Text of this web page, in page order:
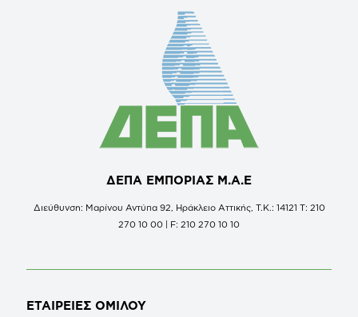
ΔΕΠΑ ΕΜΠΟΡΙΑΣ Μ.Α.Ε
Διεύθυνση: Μαρίνου Αντύπα 92, Ηράκλειο Αττικής, Τ.Κ.: 14121 Τ: 210
270 10 00 | F: 210 270 10 10
ΕΤΑΙΡΕΙΕΣ ΟΜΙΛΟΥ